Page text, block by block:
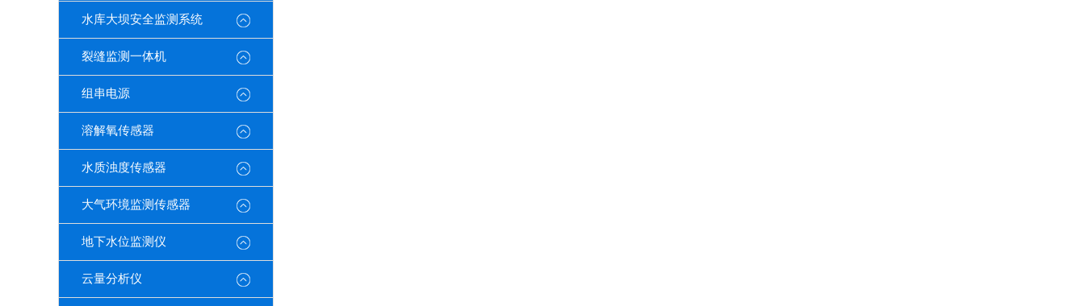
水库大坝安全监测系统
裂缝监测一体机
组串电源
溶解氧传感器
水质浊度传感器
大气环境监测传感器
地下水位监测仪
云量分析仪